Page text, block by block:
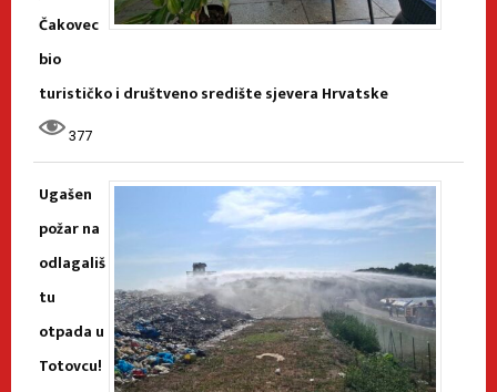
Čakovec
bio
turističko i društveno središte sjevera Hrvatske
377
Ugašen
požar na
odlagališ
tu
otpada u
Totovcu!